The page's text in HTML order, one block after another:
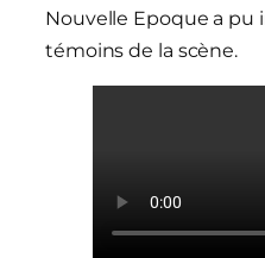
Nouvelle Epoque a pu
témoins de la scène.